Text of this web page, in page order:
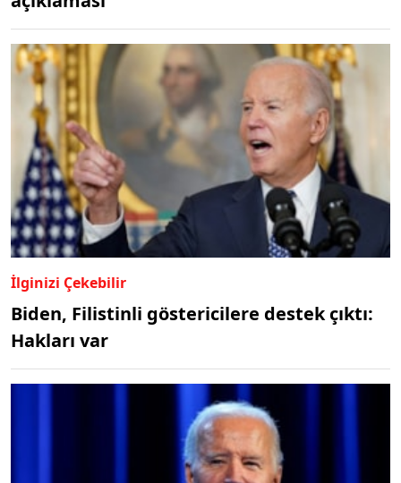
İlginizi Çekebilir
Biden, Filistinli göstericilere destek çıktı:
Hakları var